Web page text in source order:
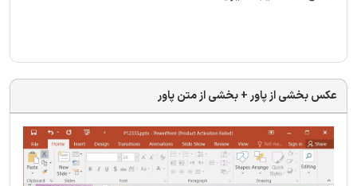
عکس بخشی از پاور + بخشی از متن پاور